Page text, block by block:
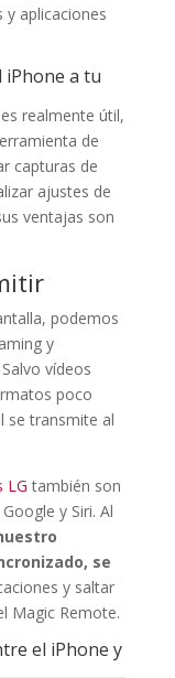
aplicaciones
iPhone a tu
es realmente útil,
de
capturas de
ajustes de
ventajas son
podemos
y
vídeos
poco
se transmite al
LG también son
y Siri. Al
se
y saltar
Magic Remote.
el iPhone y